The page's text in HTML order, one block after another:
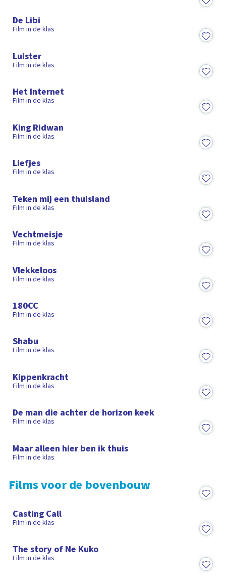
De Libi
Film in de klas
Luister
Film in de klas
Het Internet
Film in de klas
King Ridwan
Film in de klas
Liefjes
Film in de klas
Teken mij een thuisland
Film in de klas
Vechtmeisje
Film in de klas
Vlekkeloos
Film in de klas
180CC
Film in de klas
Shabu
Film in de klas
Kippenkracht
Film in de klas
De man die achter de horizon keek
Film in de klas
Maar alleen hier ben ik thuis
Film in de klas
Films voor de bovenbouw
Casting Call
Film in de klas
The story of Ne Kuko
Film in de klas